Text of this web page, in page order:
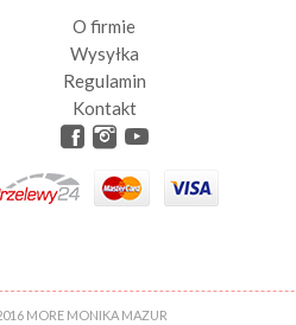
O firmie
Wysyłka
Regulamin
Kontakt
MORE MONIKA MAZUR